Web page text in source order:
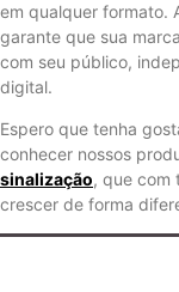
em qualquer formato.
garante que sua
com seu público,
digital.
Espero que tenha
conhecer nossos
sinalização, que com
crescer de forma